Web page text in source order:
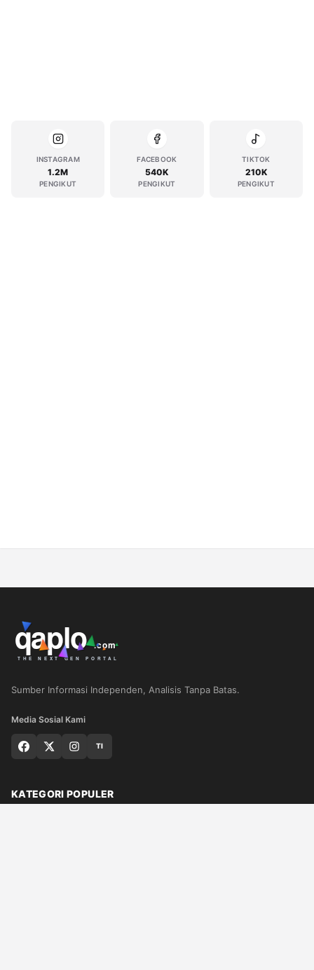
INSTAGRAM
1.2M
PENGIKUT
FACEBOOK
540K
PENGIKUT
TIKTOK
210K
PENGIKUT
Sumber Informasi Independen, Analisis Tanpa Batas.
Media Sosial Kami
TI
KATEGORI POPULER